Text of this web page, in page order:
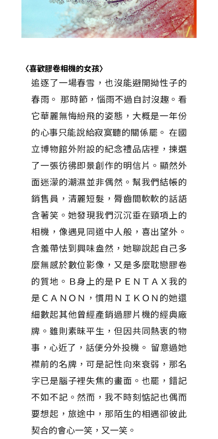
〈喜歡膠卷相機的女孩〉
追逐了一場春雪，也沒能避開拗性子的
春雨。 那時節，惱雨不過自討沒趣。看
它華麗無悔紛飛的姿態，大概是一年份
的心事只能說給寂寞聽的關係罷。 在國
立博物館外附設的紀念禮品店裡，揀選
了一張彷彿即景創作的明信片。顯然外
面迷濛的潮濕並非偶然。幫我們結帳的
銷售員，清麗短髮，脣齒間軟軟的話語
含著笑。她發現我們沉沉垂在頸項上的
相機，像遇見同道中人般，喜出望外。
含羞帶怯到興味盎然，她聊說起自己多
麼無感於數位影像，又是多麼耽戀膠卷
的質地。Ｂ身上的是ＰＥＮＴＡＸ我的
是ＣＡＮＯＮ，慣用ＮＩＫＯＮ的她還
細數起其他曾經產銷過膠片機的經典廠
牌。雖則素昧平生，但因共同熱衷的物
事，心近了，話便分外投機。 留意過她
襟前的名牌，可是記性向來衰弱，那名
字已是腦子裡失焦的畫面。也罷，錯記
不如不記。然而，我不時刻惦記也偶而
要想起，旅途中，那陌生的相遇卻彼此
契合的會心一笑，又一笑。